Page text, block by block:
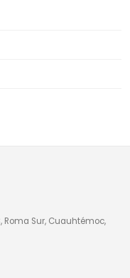
Roma Sur, Cuauhtémoc,